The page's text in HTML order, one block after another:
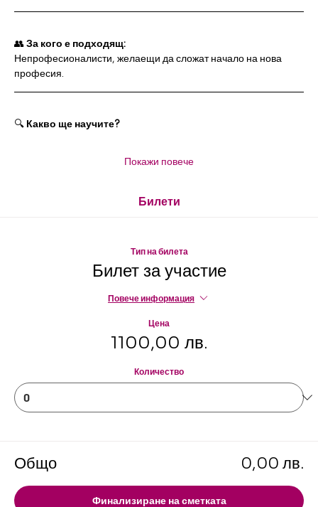
👥 За кого е подходящ:
Непрофесионалисти, желаещи да сложат начало на нова
професия.
🔍 Какво ще научите?
Покажи повече
Билети
Тип на билета
Билет за участие
Повече информация
Цена
1100,00 лв.
Количество
Общо 0,00 лв.
Финализиране на сметката